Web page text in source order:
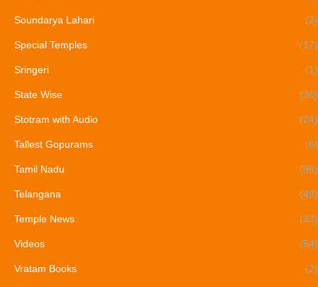
Soundarya Lahari (2)
Special Temples (17)
Sringeri (1)
State Wise (36)
Stotram with Audio (24)
Tallest Gopurams (6)
Tamil Nadu (96)
Telangana (49)
Temple News (33)
Videos (54)
Vratam Books (2)